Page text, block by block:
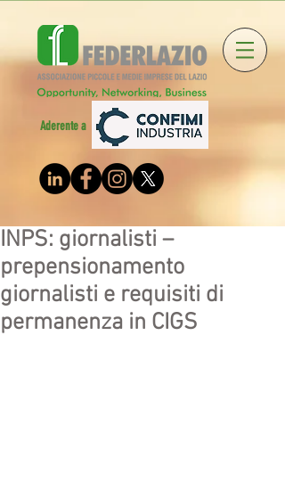
Aderente a
INPS: giornalisti –
prepensionamento
giornalisti e requisiti di
permanenza in CIGS